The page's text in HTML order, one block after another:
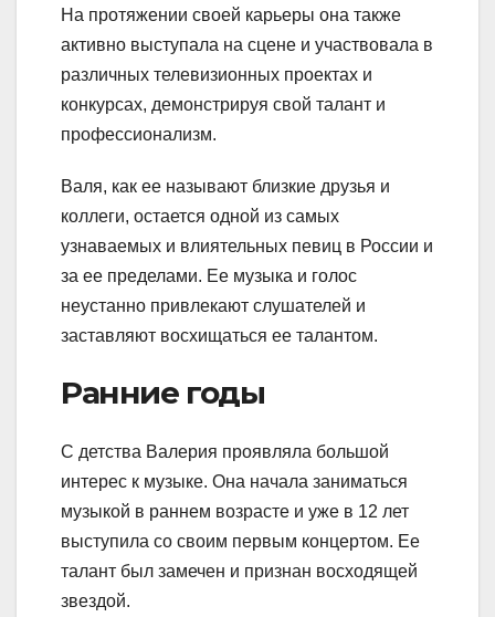
На протяжении своей карьеры она также
активно выступала на сцене и участвовала в
различных телевизионных проектах и
конкурсах, демонстрируя свой талант и
профессионализм.
Валя, как ее называют близкие друзья и
коллеги, остается одной из самых
узнаваемых и влиятельных певиц в России и
за ее пределами. Ее музыка и голос
неустанно привлекают слушателей и
заставляют восхищаться ее талантом.
Ранние годы
С детства Валерия проявляла большой
интерес к музыке. Она начала заниматься
музыкой в раннем возрасте и уже в 12 лет
выступила со своим первым концертом. Ее
талант был замечен и признан восходящей
звездой.